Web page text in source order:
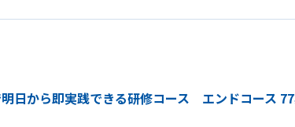
日から即実践できる研修コース エンドコース